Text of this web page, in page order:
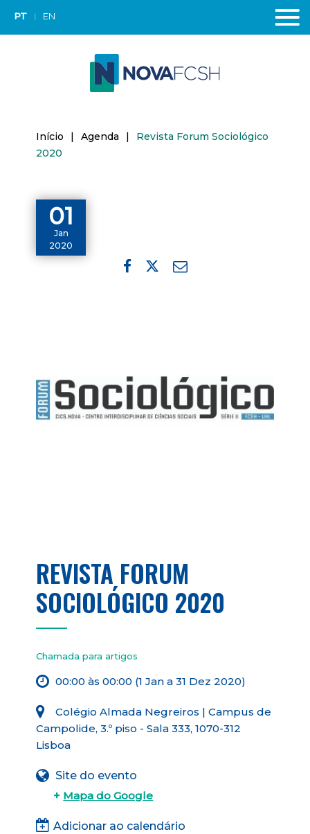
PT EN
Início | Agenda |
Revista Forum Sociológico
2020
01
Jan
2020
REVISTA FORUM
SOCIOLÓGICO 2020
Chamada para artigos
00:00 às 00:00 (1 Jan a 31 Dez 2020)
Colégio Almada Negreiros | Campus de
Campolide, 3.º piso - Sala 333, 1070-312
Lisboa
Site do evento
+ Mapa do Google
Adicionar ao calendário